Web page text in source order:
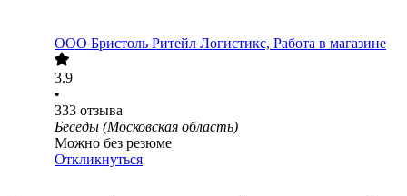
ООО Бристоль Ритейл Логистикс, Работа в магазине
3.9
•
333 отзыва
Беседы (Московская область)
Можно без резюме
Откликнуться